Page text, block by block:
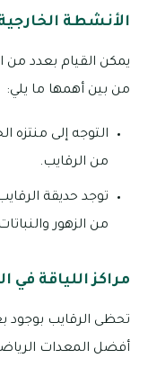
الأنشطة
يمكن القيام بعدد من
من بين أهمها ما يلي:
التوجه إلى منتزه
من الرقايب.
توجد حديقة
من الزهور والنباتات
مراكز اللياقة في
تحظى الرقايب بوجود
أفضل المعدات